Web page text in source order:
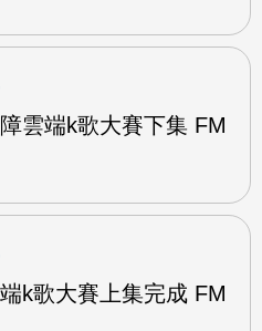
雲端k歌大賽下集 FM
k歌大賽上集完成 FM